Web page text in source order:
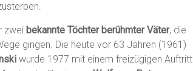
zwei bekannte Töchter berühmter Väter, die
gingen. Die heute vor 63 Jahren (1961)
wurde 1977 mit einem freizügigen Auftritt